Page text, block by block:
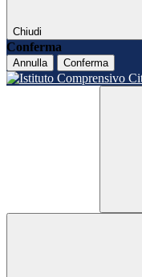
Chiudi
Conferma
Annulla Conferma